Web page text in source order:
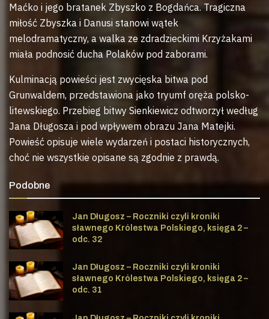
Maćko i jego bratanek Zbyszko z Bogdańca. Tragiczna
miłość Zbyszka i Danusi stanowi wątek
melodramatyczny, a walka ze zdradzieckimi Krzyżakami
miała podnosić ducha Polaków pod zaborami.
Kulminacją powieści jest zwycięska bitwa pod
Grunwaldem, przedstawiona jako tryumf oręża polsko-
litewskiego. Przebieg bitwy Sienkiewicz odtworzył według
Jana Długosza i pod wpływem obrazu Jana Matejki.
Powieść opisuje wiele wydarzeń i postaci historycznych,
choć nie wszystkie opisane są zgodnie z prawdą.
Podobne
Jan Długosz – Roczniki czyli kroniki
sławnego Królestwa Polskiego, księga 2 –
odc. 32
Jan Długosz – Roczniki czyli kroniki
sławnego Królestwa Polskiego, księga 2 –
odc. 31